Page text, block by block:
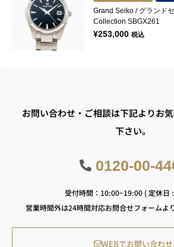
Grand Seiko / グランド
Collection SBGX261
¥253,000 税込
お問い合わせ・ご相談は下記よりお
下さい。
0120-00-
受付時間：10:00~19:00 ( 定休日
営業時間外は24時間対応お問合せフォームよ
WEBでお問い合わせ